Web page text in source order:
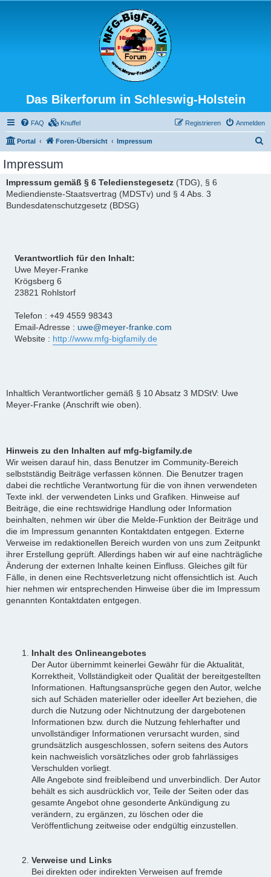
Das Bikerforum in Schleswig-Holstein
FAQ Knuffel Anmelden
Registrieren
Portal Foren-Übersicht Impressum
Impressum
Impressum gemäß § 6 Teledienstegesetz (TDG), § 6
Mediendienste-Staatsvertrag (MDSTv) und § 4 Abs. 3
Bundesdatenschutzgesetz (BDSG)
Verantwortlich für den Inhalt:
Uwe Meyer-Franke
Krögsberg 6
23821 Rohlstorf
Telefon : +49 4559 98343
Email-Adresse : uwe@meyer-franke.com
Website : http://www.mfg-bigfamily.de
Inhaltlich Verantwortlicher gemäß § 10 Absatz 3 MDStV: Uwe
Meyer-Franke (Anschrift wie oben).
Hinweis zu den Inhalten auf mfg-bigfamily.de
Wir weisen darauf hin, dass Benutzer im Community-Bereich
selbstständig Beiträge verfassen können. Die Benutzer tragen
dabei die rechtliche Verantwortung für die von ihnen verwendeten
Texte inkl. der verwendeten Links und Grafiken. Hinweise auf
Beiträge, die eine rechtswidrige Handlung oder Information
beinhalten, nehmen wir über die Melde-Funktion der Beiträge und
die im Impressum genannten Kontaktdaten entgegen. Externe
Verweise im redaktionellen Bereich wurden von uns zum Zeitpunkt
ihrer Erstellung geprüft. Allerdings haben wir auf eine nachträgliche
Änderung der externen Inhalte keinen Einfluss. Gleiches gilt für
Fälle, in denen eine Rechtsverletzung nicht offensichtlich ist. Auch
hier nehmen wir entsprechenden Hinweise über die im Impressum
genannten Kontaktdaten entgegen.
Inhalt des Onlineangebotes
Der Autor übernimmt keinerlei Gewähr für die Aktualität,
Korrektheit, Vollständigkeit oder Qualität der bereitgestellten
Informationen. Haftungsansprüche gegen den Autor, welche
sich auf Schäden materieller oder ideeller Art beziehen, die
durch die Nutzung oder Nichtnutzung der dargebotenen
Informationen bzw. durch die Nutzung fehlerhafter und
unvollständiger Informationen verursacht wurden, sind
grundsätzlich ausgeschlossen, sofern seitens des Autors
kein nachweislich vorsätzliches oder grob fahrlässiges
Verschulden vorliegt.
Alle Angebote sind freibleibend und unverbindlich. Der Autor
behält es sich ausdrücklich vor, Teile der Seiten oder das
gesamte Angebot ohne gesonderte Ankündigung zu
verändern, zu ergänzen, zu löschen oder die
Veröffentlichung zeitweise oder endgültig einzustellen.
Verweise und Links
Bei direkten oder indirekten Verweisen auf fremde